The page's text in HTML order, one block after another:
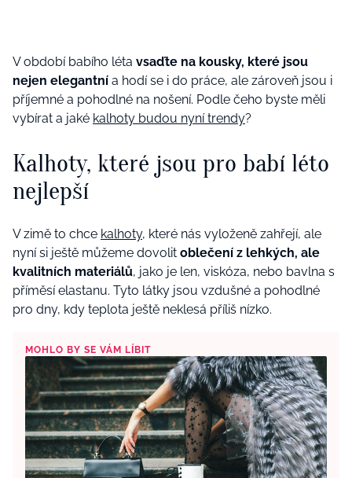
V období babího léta vsaďte na kousky, které jsou
nejen elegantní a hodí se i do práce, ale zároveň jsou i
příjemné a pohodlné na nošení. Podle čeho byste měli
vybírat a jaké kalhoty budou nyní trendy?
Kalhoty, které jsou pro babí léto
nejlepší
V zimě to chce kalhoty, které nás vyloženě zahřejí, ale
nyní si ještě můžeme dovolit oblečení z lehkých, ale
kvalitních materiálů, jako je len, viskóza, nebo bavlna s
příměsí elastanu. Tyto látky jsou vzdušné a pohodlné
pro dny, kdy teplota ještě neklesá příliš nízko.
MOHLO BY SE VÁM LÍBIT